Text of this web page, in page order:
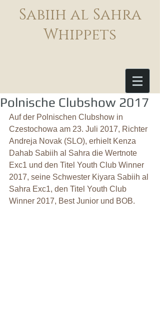
Sabiih al Sahra
Whippets
Polnische Clubshow 2017
Auf der Polnischen Clubshow in
Czestochowa am 23. Juli 2017, Richter
Andreja Novak (SLO), erhielt Kenza
Dahab Sabiih al Sahra die Wertnote
Exc1 und den Titel Youth Club Winner
2017, seine Schwester Kiyara Sabiih al
Sahra Exc1, den Titel Youth Club
Winner 2017, Best Junior und BOB.